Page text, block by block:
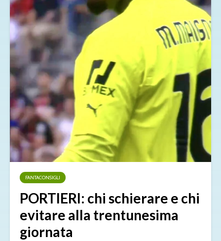
FANTACONSIGLI
PORTIERI: chi schierare e chi
evitare alla trentunesima
giornata